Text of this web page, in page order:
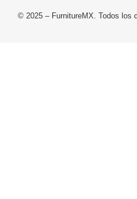
© 2025 – FurnitureMX. Todos los